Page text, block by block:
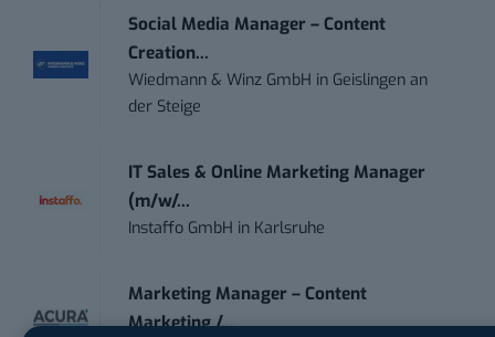
Social Media Manager – Content
Creation...
Wiedmann & Winz GmbH in Geislingen an
der Steige
IT Sales & Online Marketing Manager
(m/w/...
Instaffo GmbH in Karlsruhe
Marketing Manager – Content
Marketing /...